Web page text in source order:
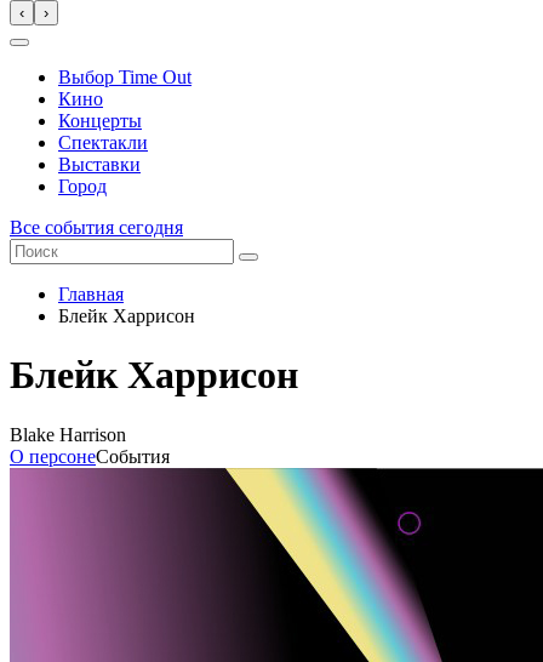
‹ ›
Выбор Time Out
Кино
Концерты
Спектакли
Выставки
Город
Все события сегодня
Главная
Блейк Харрисон
Блейк Харрисон
Blake Harrison
О персонеСобытия